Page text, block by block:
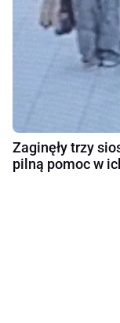
Zaginęły trzy
pilną pomoc w